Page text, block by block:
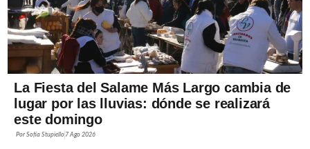
La Fiesta del Salame Más Largo cambia de
lugar por las lluvias: dónde se realizará
este domingo
PorSofía Stupiello 7 Ago 2026